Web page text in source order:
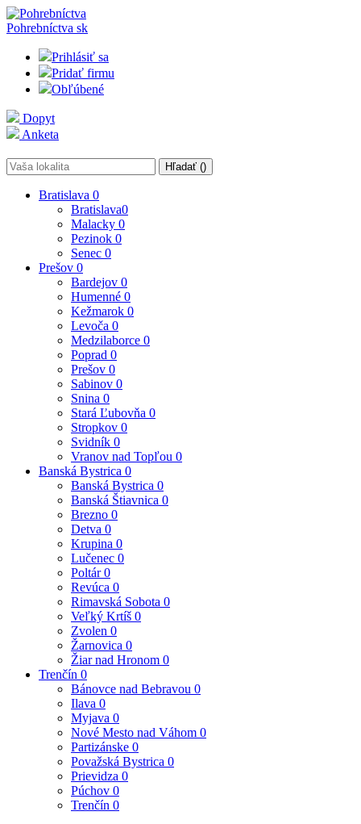
Pohrebníctva sk
Prihlásiť sa
Pridať firmu
Obľúbené
Dopyt
Anketa
Hľadať ()
Bratislava 0
Bratislava0
Malacky 0
Pezinok 0
Senec 0
Prešov 0
Bardejov 0
Humenné 0
Kežmarok 0
Levoča 0
Medzilaborce 0
Poprad 0
Prešov 0
Sabinov 0
Snina 0
Stará Ľubovňa 0
Stropkov 0
Svidník 0
Vranov nad Topľou 0
Banská Bystrica 0
Banská Bystrica 0
Banská Štiavnica 0
Brezno 0
Detva 0
Krupina 0
Lučenec 0
Poltár0
Revúca 0
Rimavská Sobota 0
Veľký Krtíš 0
Zvolen 0
Žarnovica 0
Žiar nad Hronom 0
Trenčín 0
Bánovce nad Bebravou 0
Ilava 0
Myjava 0
Nové Mesto nad Váhom 0
Partizánske 0
Považská Bystrica 0
Prievidza 0
Púchov 0
Trenčín 0